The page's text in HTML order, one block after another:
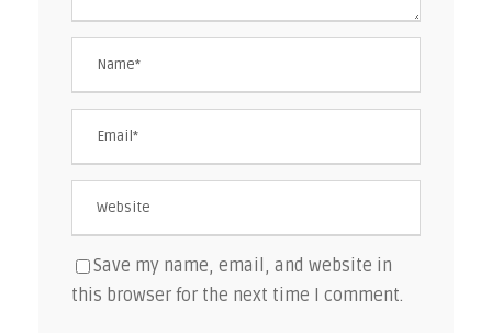
Save my name, email, and website in
this browser for the next time I comment.